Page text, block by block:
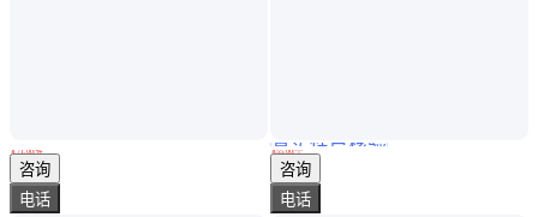
￥ 71 .00/件
广东广州
咨询
电话
大拇指 定做 气动阀微孔喷头 规格齐全 耐磨使用时间长
真实性已核验
￥55 .00/个
黑龙江佳木斯
咨询
电话